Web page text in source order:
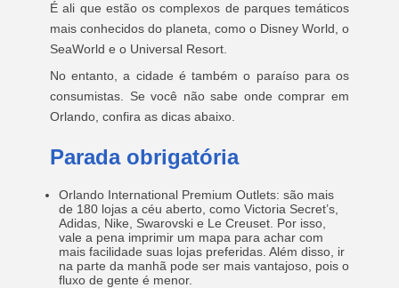
É ali que estão os complexos de parques temáticos
mais conhecidos do planeta, como o Disney World, o
SeaWorld e o Universal Resort.
No entanto, a cidade é também o paraíso para os
consumistas. Se você não sabe onde comprar em
Orlando, confira as dicas abaixo.
Parada obrigatória
Orlando International Premium Outlets: são mais
de 180 lojas a céu aberto, como Victoria Secret’s,
Adidas, Nike, Swarovski e Le Creuset. Por isso,
vale a pena imprimir um mapa para achar com
mais facilidade suas lojas preferidas. Além disso, ir
na parte da manhã pode ser mais vantajoso, pois o
fluxo de gente é menor.